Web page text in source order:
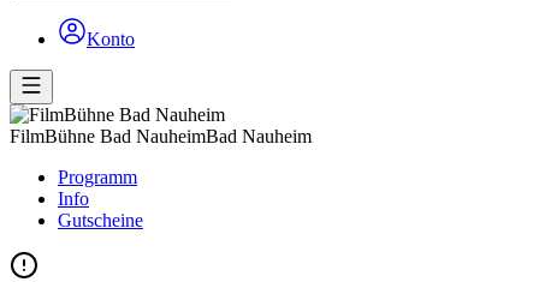
Konto
FilmBühne Bad NauheimBad Nauheim
Programm
Info
Gutscheine